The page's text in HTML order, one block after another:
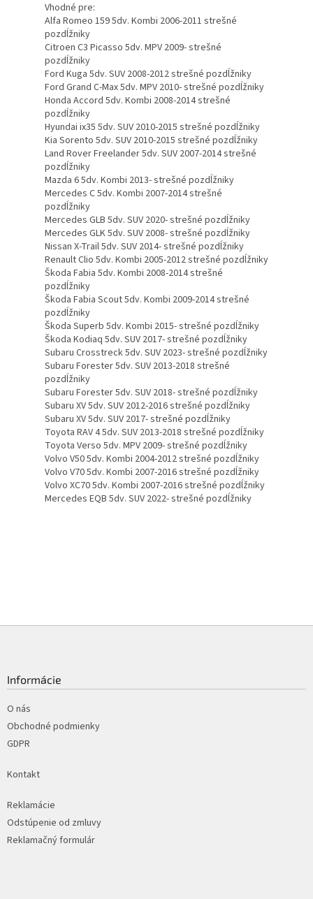
Vhodné pre:
Alfa Romeo 159 5dv. Kombi 2006-2011 strešné
pozdĺžniky
Citroen C3 Picasso 5dv. MPV 2009- strešné
pozdĺžniky
Ford Kuga 5dv. SUV 2008-2012 strešné pozdĺžniky
Ford Grand C-Max 5dv. MPV 2010- strešné pozdĺžniky
Honda Accord 5dv. Kombi 2008-2014 strešné
pozdĺžniky
Hyundai ix35 5dv. SUV 2010-2015 strešné pozdĺžniky
Kia Sorento 5dv. SUV 2010-2015 strešné pozdĺžniky
Land Rover Freelander 5dv. SUV 2007-2014 strešné
pozdĺžniky
Mazda 6 5dv. Kombi 2013- strešné pozdĺžniky
Mercedes C 5dv. Kombi 2007-2014 strešné
pozdĺžniky
Mercedes GLB 5dv. SUV 2020- strešné pozdĺžniky
Mercedes GLK 5dv. SUV 2008- strešné pozdĺžniky
Nissan X-Trail 5dv. SUV 2014- strešné pozdĺžniky
Renault Clio 5dv. Kombi 2005-2012 strešné pozdĺžniky
Škoda Fabia 5dv. Kombi 2008-2014 strešné
pozdĺžniky
Škoda Fabia Scout 5dv. Kombi 2009-2014 strešné
pozdĺžniky
Škoda Superb 5dv. Kombi 2015- strešné pozdĺžniky
Škoda Kodiaq 5dv. SUV 2017- strešné pozdĺžniky
Subaru Crosstreck 5dv. SUV 2023- strešné pozdĺžniky
Subaru Forester 5dv. SUV 2013-2018 strešné
pozdĺžniky
Subaru Forester 5dv. SUV 2018- strešné pozdĺžniky
Subaru XV 5dv. SUV 2012-2016 strešné pozdĺžniky
Subaru XV 5dv. SUV 2017- strešné pozdĺžniky
Toyota RAV 4 5dv. SUV 2013-2018 strešné pozdĺžniky
Toyota Verso 5dv. MPV 2009- strešné pozdĺžniky
Volvo V50 5dv. Kombi 2004-2012 strešné pozdĺžniky
Volvo V70 5dv. Kombi 2007-2016 strešné pozdĺžniky
Volvo XC70 5dv. Kombi 2007-2016 strešné pozdĺžniky
Mercedes EQB 5dv. SUV 2022- strešné pozdĺžniky
Informácie
O nás
Obchodné podmienky
GDPR
Kontakt
Reklamácie
Odstúpenie od zmluvy
Reklamačný formulár